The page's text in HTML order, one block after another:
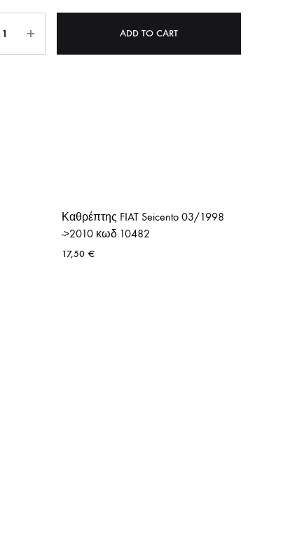
ΛΑΔΙΟΥ
ADD TO CART
Καθρέπτης FIAT Seicento 03/1998
->2010 κωδ.10482
17,50 €